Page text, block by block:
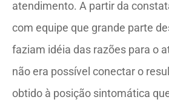
atendimento. A partir da
com equipe que grande parte
faziam idéia das razões para o
não era possível conectar o
obtido à posição sintomática